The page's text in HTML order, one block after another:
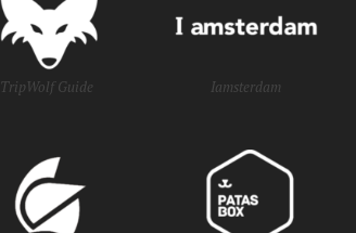
TripWolf Guide Iamsterdam